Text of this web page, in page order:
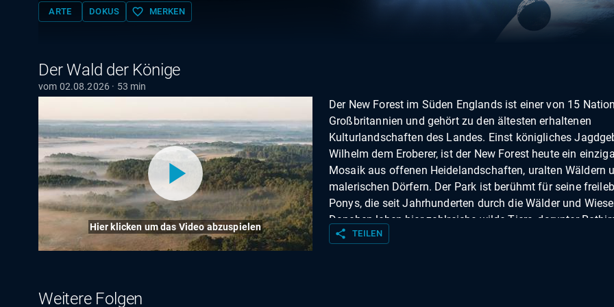
ARTE DOKUS favorite_border MERKEN
Der Wald der Könige
vom 02.08.2026 · 53 min
Hier klicken um das Video abzuspielen
Der New Forest im Süden Englands ist einer von 15
Großbritannien und gehört zu den ältesten erhaltenen
Kulturlandschaften des Landes. Einst königliches
Wilhelm dem Eroberer, ist der New Forest heute ein
Mosaik aus offenen Heidelandschaften, uralten Wäldern
malerischen Dörfern. Der Park ist berühmt für seine
Ponys, die seit Jahrhunderten durch die Wälder und
Daneben leben hier zahlreiche wilde Tiere, darunter
seltene Vogelarten und Reptilien.Der Nationalpark ist ein
share TEILEN
Weitere Folgen